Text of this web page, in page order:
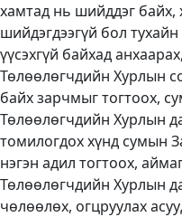
хамтад нь шийддэг байх,
шийдэгдээгүй бол тухайн
үүсэхгүй байхад
Төлөөлөгчдийн Хурлын
байх зарчмыг тогтоох,
Төлөөлөгчдийн Хурлын
томилогдох хүнд сумын
нэгэн адил тогтоох,
Төлөөлөгчдийн Хурлын
чөлөөлөх, огцруулах